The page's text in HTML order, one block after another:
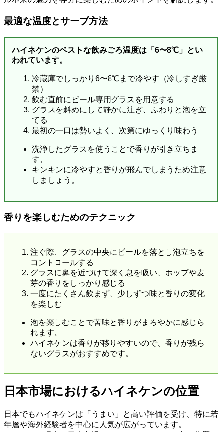
最適な温度とサーブ方法
ハイネケンのベストな飲みごろ温度は「6〜8℃」とい
われています。
冷蔵庫でしっかり6〜8℃まで冷やす（冷しすぎ厳
禁）
飲む直前にビール専用グラスを用意する
グラスを斜めにして静かに注ぎ、ふわりと泡を立
てる
最初の一口は勢いよく、次第にゆっくり味わう
洗浄したグラスを使うことで香りが引き立ちま
す。
キンキンに冷やすと香りが飛んでしまうため注意
しましょう。
香りを楽しむためのテクニック
注ぐ際、グラスの中央にビールを落とし泡立ちを
コントロールする
グラスに鼻を近づけて深く息を吸い、ホップや麦
芽の香りをしっかり感じる
一度にたくさん飲まず、少しずつ味と香りの変化
を楽しむ
泡を楽しむことで苦味と香りがまろやかに感じら
れます。
ハイネケンは香りが移りやすいので、香りが残ら
ないグラスがおすすめです。
日本市場におけるハイネケンの位置
日本でもハイネケンは「うまい」と高い評価を受け、特に若
年層や海外経験者を中心に人気が広がっています。